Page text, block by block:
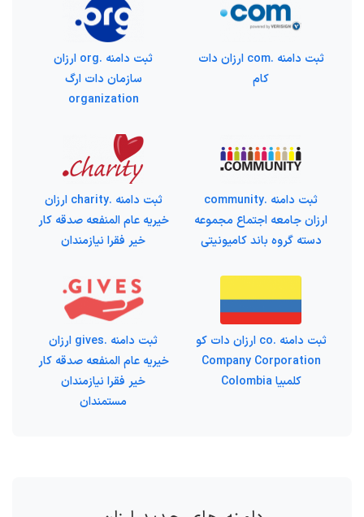
ثبت دامنه .com ارزان دات
کام
ثبت دامنه .org ارزان
سازمان دات ارگ
organization
ثبت دامنه .community
ارزان جامعه اجتماع مجموعه
دسته گروه باند کامیونیتی
ثبت دامنه .charity ارزان
خیریه عام المنفعه صدقه کار
خیر فقرا نیازمندان
ثبت دامنه .co ارزان دات کو
Company Corporation
کلمبیا Colombia
ثبت دامنه .gives ارزان
خیریه عام المنفعه صدقه کار
خیر فقرا نیازمندان
مستمندان